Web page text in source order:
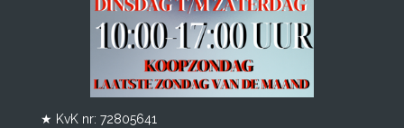
★ KvK nr: 72805641